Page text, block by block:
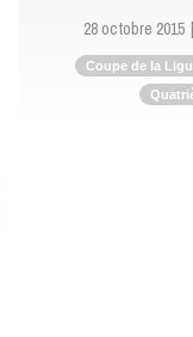
28 octobre 2015
Coupe de la